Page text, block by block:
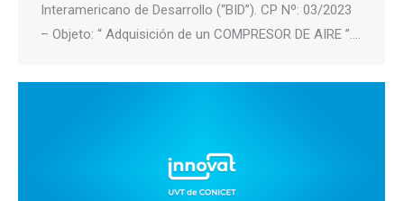
Interamericano de Desarrollo (“BID”). CP Nº: 03/2023
– Objeto: “ Adquisición de un COMPRESOR DE AIRE ”.…